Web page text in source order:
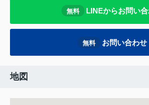
無料 LINEからお問い
無料 お問い合わせ
地図